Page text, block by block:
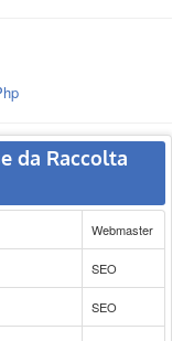
da Raccolta
Webmaster
SEO
SEO